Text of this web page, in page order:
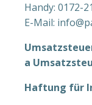
Handy: 0172-
E-Mail:
a
Haftung für